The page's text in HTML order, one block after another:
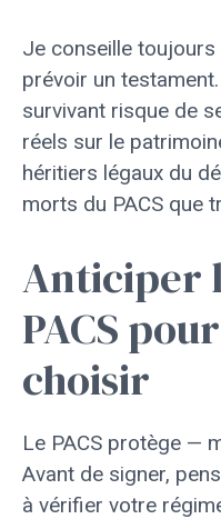
Je conseille
prévoir un
survivant risque de
réels sur le
héritiers légaux du
morts du PACS que
Anticiper
PACS
choisir
Le PACS protège —
Avant de signer,
à vérifier votre